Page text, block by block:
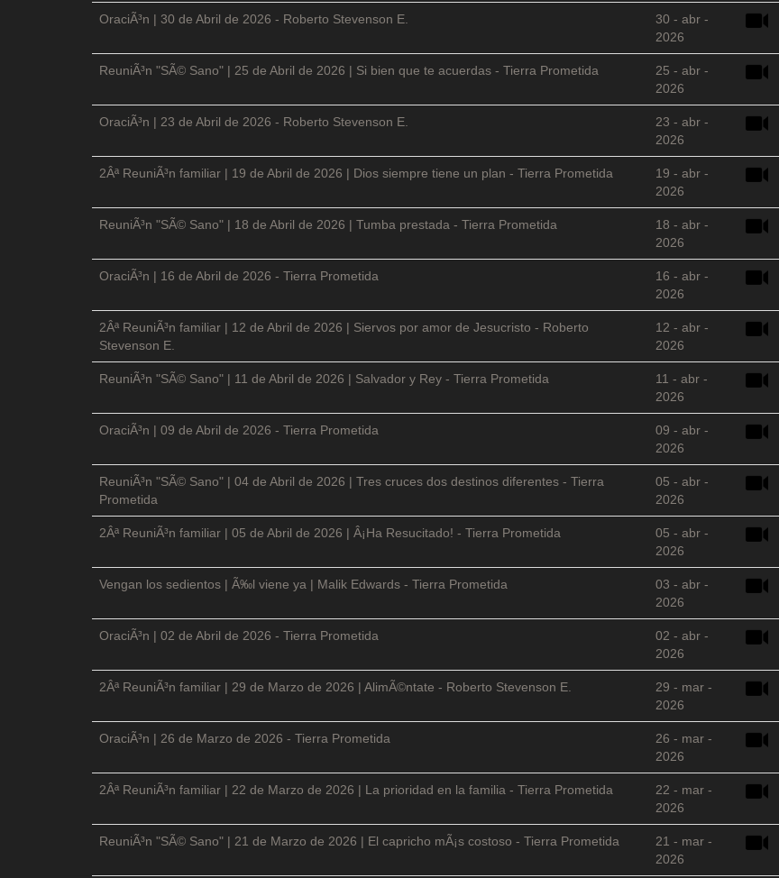
OraciÃ³n | 30 de Abril de 2026 - Roberto Stevenson E.
30 - abr -
2026
ReuniÃ³n "SÃ© Sano" | 25 de Abril de 2026 | Si bien que te acuerdas - Tierra Prometida
25 - abr -
2026
OraciÃ³n | 23 de Abril de 2026 - Roberto Stevenson E.
23 - abr -
2026
2Âª ReuniÃ³n familiar | 19 de Abril de 2026 | Dios siempre tiene un plan - Tierra Prometida
19 - abr -
2026
ReuniÃ³n "SÃ© Sano" | 18 de Abril de 2026 | Tumba prestada - Tierra Prometida
18 - abr -
2026
OraciÃ³n | 16 de Abril de 2026 - Tierra Prometida
16 - abr -
2026
2Âª ReuniÃ³n familiar | 12 de Abril de 2026 | Siervos por amor de Jesucristo - Roberto
Stevenson E.
12 - abr -
2026
ReuniÃ³n "SÃ© Sano" | 11 de Abril de 2026 | Salvador y Rey - Tierra Prometida
11 - abr -
2026
OraciÃ³n | 09 de Abril de 2026 - Tierra Prometida
09 - abr -
2026
ReuniÃ³n "SÃ© Sano" | 04 de Abril de 2026 | Tres cruces dos destinos diferentes - Tierra
Prometida
05 - abr -
2026
2Âª ReuniÃ³n familiar | 05 de Abril de 2026 | Â¡Ha Resucitado! - Tierra Prometida
05 - abr -
2026
Vengan los sedientos | Ã‰l viene ya | Malik Edwards - Tierra Prometida
03 - abr -
2026
OraciÃ³n | 02 de Abril de 2026 - Tierra Prometida
02 - abr -
2026
2Âª ReuniÃ³n familiar | 29 de Marzo de 2026 | AlimÃ©ntate - Roberto Stevenson E.
29 - mar -
2026
OraciÃ³n | 26 de Marzo de 2026 - Tierra Prometida
26 - mar -
2026
2Âª ReuniÃ³n familiar | 22 de Marzo de 2026 | La prioridad en la familia - Tierra Prometida
22 - mar -
2026
ReuniÃ³n "SÃ© Sano" | 21 de Marzo de 2026 | El capricho mÃ¡s costoso - Tierra Prometida
21 - mar -
2026